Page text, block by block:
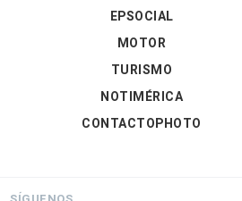
EPSOCIAL
MOTOR
TURISMO
NOTIMÉRICA
CONTACTOPHOTO